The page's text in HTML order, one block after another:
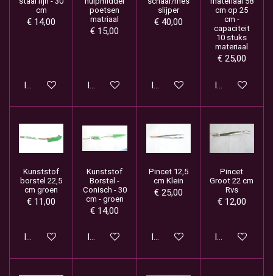
cm
€ 14,00
In winkelwagen
poetsen
matriaal
€ 15,00
In winkelwagen
slijper
€ 40,00
In winkelwagen
cm op 25
cm -
capaciteit
10 stuks
materiaal
€ 25,00
In
Kunststof
borstel 22,5
cm groen
€ 11,00
In winkelwagen
Kunststof
Borstel -
Conisch - 30
cm - groen
€ 14,00
In winkelwagen
Pincet 12,5
cm Klein
€ 25,00
In winkelwagen
Pincet
Groot 22 cm
Rvs
€ 12,00
In